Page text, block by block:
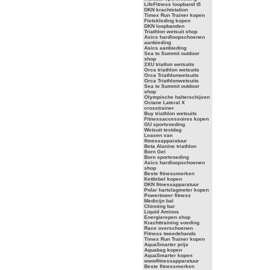
LifeFitness loopband t5
DKN krachtstation
Timex Run Trainer kopen
Fietskleding kopen
DKN loopbanden
Triathlon wetsuit shop
Asics hardloopschoenen
aanbieding
Asics aanbieding
Sea to Summit outdoor
shop
2XU triatlon wetsuits
Orca triathlon wetsuits
Orca Triathlonwetsuits
Orca Triathlonwetsuits
Sea to Summit outdoor
shop
Olympische halterschijven
Octane Lateral X
crosstrainer
Buy triathlon wetsuits
Fitnessaccessoires kopen
GU sportvoeding
Wetsuit testdag
Leasen van
fitnessapparatuur
Beta Alanine triathlon
Born Gel
Born sportvoeding
Asics hardloopschoenen
shop
Beste fitnessmerken
Kettlebel kopen
DKN fitnessapparatuur
Polar hartslagmeter kopen
Powertower fitness
Medicijn bal
Chinning bar
Liquid Aminos
Energierepen shop
Krachttraining voeding
Race overschoenen
Fitness tweedehands
Timex Run Trainer kopen
AquaSmarter prijs
Aquabag kopen
AquaSmarter kopen
wwwfitnessapparatuur
Beste fitnessmerken